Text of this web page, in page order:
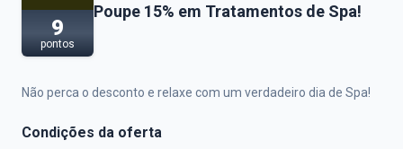
9
pontos
Yala Spa,
Poupe 15% em Tratamentos de Spa!
Não perca o desconto e relaxe com um verdadeiro dia de Spa!
Condições da oferta